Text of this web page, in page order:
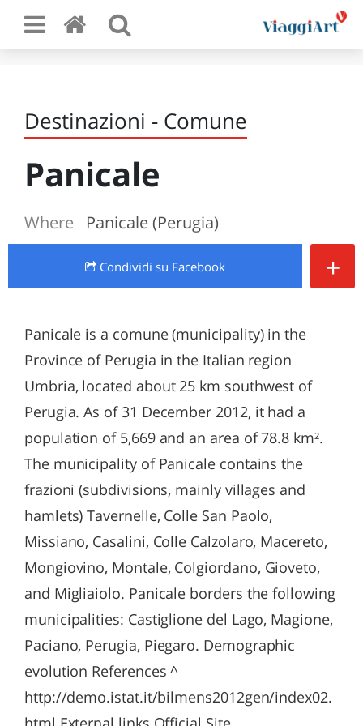
Destinazioni - Comune
Panicale
Where Panicale (Perugia)
Condividi su Facebook +
Panicale is a comune (municipality) in the
Province of Perugia in the Italian region
Umbria, located about 25 km southwest of
Perugia. As of 31 December 2012, it had a
population of 5,669 and an area of 78.8 km².
The municipality of Panicale contains the
frazioni (subdivisions, mainly villages and
hamlets) Tavernelle, Colle San Paolo,
Missiano, Casalini, Colle Calzolaro, Macereto,
Mongiovino, Montale, Colgiordano, Gioveto,
and Migliaiolo. Panicale borders the following
municipalities: Castiglione del Lago, Magione,
Paciano, Perugia, Piegaro. Demographic
evolution References ^
http://demo.istat.it/bilmens2012gen/index02.